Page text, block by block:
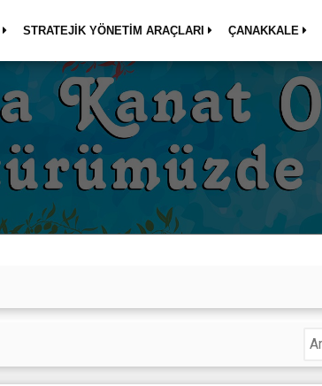
STRATEJİK YÖNETİM ARAÇLARI ÇANAKKALE